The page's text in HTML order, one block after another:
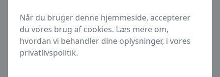
Udgivet iSundhed
5 sikre strækøvelser mod
lændesmerter for seniorer
Når du bruger denne hjemmeside, accepterer
du vores brug af cookies. Læs mere om,
hvordan vi behandler dine oplysninger, i vores
privatlivspolitik.